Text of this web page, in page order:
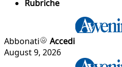
Rubriche
Abbonati
Accedi
August 9, 2026